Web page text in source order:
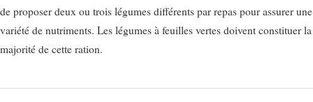
de proposer deux ou trois légumes différents par repas pour assurer une
variété de nutriments. Les légumes à feuilles vertes doivent constituer la
majorité de cette ration.